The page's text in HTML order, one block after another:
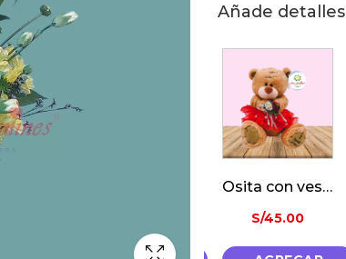
Añade
Osita con vestido rojo
S/45.00